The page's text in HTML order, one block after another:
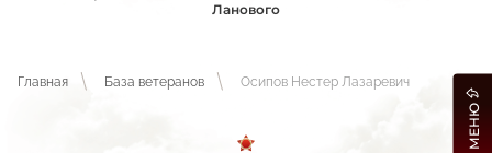
Ланового
Главная База ветеранов Осипов Нестер Лазаревич
МЕНЮ